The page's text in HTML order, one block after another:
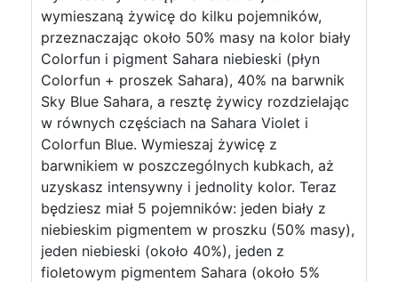
wymieszaną żywicę do kilku pojemników,
przeznaczając około 50% masy na kolor biały
Colorfun i pigment Sahara niebieski (płyn
Colorfun + proszek Sahara), 40% na barwnik
Sky Blue Sahara, a resztę żywicy rozdzielając
w równych częściach na Sahara Violet i
Colorfun Blue. Wymieszaj żywicę z
barwnikiem w poszczególnych kubkach, aż
uzyskasz intensywny i jednolity kolor. Teraz
będziesz miał 5 pojemników: jeden biały z
niebieskim pigmentem w proszku (50% masy),
jeden niebieski (około 40%), jeden z
fioletowym pigmentem Sahara (około 5%